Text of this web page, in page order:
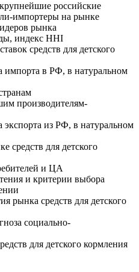
российские
импортеры на рынке
рынка
индекс HHI
средств для детского
импорта в РФ, в натуральном
производителям-
экспорта из РФ, в натуральном
средств для детского
и ЦА
и критерии выбора
рынка средств для детского
социально-
для детского кормления